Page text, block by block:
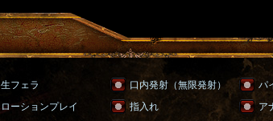
生フェラ 口内発射（無限発射）
パ
ローションプレイ 指入れ
ア